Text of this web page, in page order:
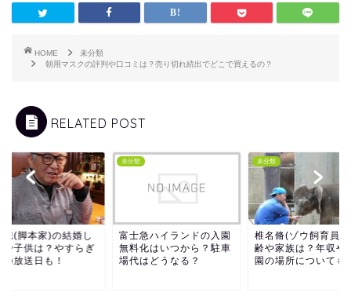
HOME
未分類
朝用マスクの評判や口コミは？売り切れ続出でどこで買えるの？
RELATED POST
急ハイランドの入園
化はいつから？駐車
はどうなる？
未分類
椎名脩(ゾウ飼育員)の年
齢や家族は？年収や動物
園の場所についても！
未分類
倉本聰(脚本家)の結
た妻や子供は？やす
の郷の放送日も！